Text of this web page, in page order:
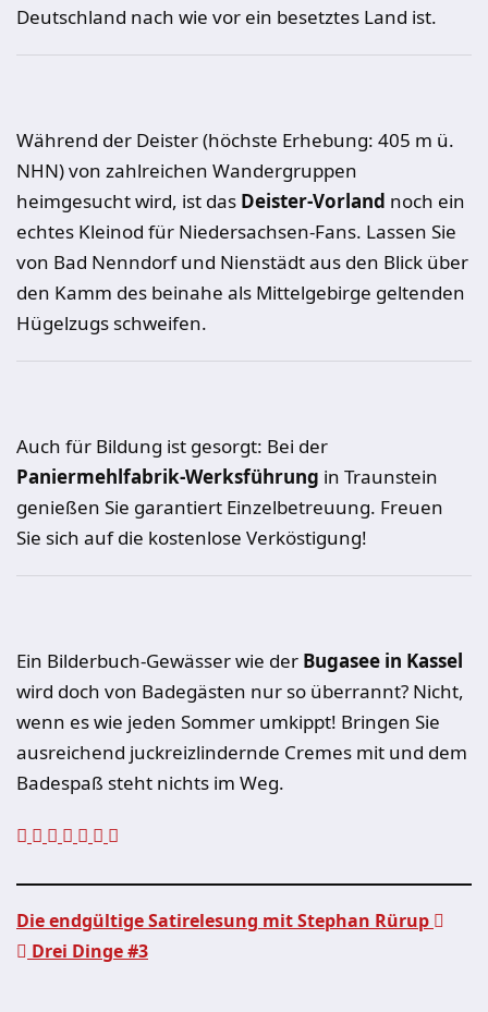
Deutschland nach wie vor ein besetztes Land ist.
Während der Deister (höchste Erhebung: 405 m ü.
NHN) von zahlreichen Wandergruppen
heimgesucht wird, ist das Deister-Vorland noch ein
echtes Kleinod für Niedersachsen-Fans. Lassen Sie
von Bad Nenndorf und Nienstädt aus den Blick über
den Kamm des beinahe als Mittelgebirge geltenden
Hügelzugs schweifen.
Auch für Bildung ist gesorgt: Bei der
Paniermehlfabrik-Werksführung in Traunstein
genießen Sie garantiert Einzelbetreuung. Freuen
Sie sich auf die kostenlose Verköstigung!
Ein Bilderbuch-Gewässer wie der Bugasee in Kassel
wird doch von Badegästen nur so überrannt? Nicht,
wenn es wie jeden Sommer umkippt! Bringen Sie
ausreichend juckreizlindernde Cremes mit und dem
Badespaß steht nichts im Weg.
Die endgültige Satirelesung mit Stephan Rürup
Drei Dinge #3